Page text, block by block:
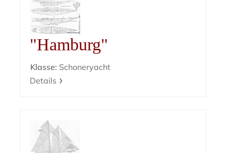
"Hamburg"
Klasse: Schoneryacht
Details